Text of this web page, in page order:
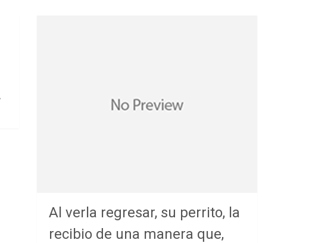
Al verla regresar, su perrito, la
recibio de una manera que,